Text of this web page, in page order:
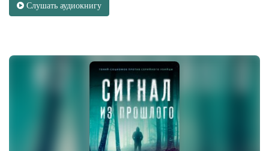
Слушать аудиокнигу